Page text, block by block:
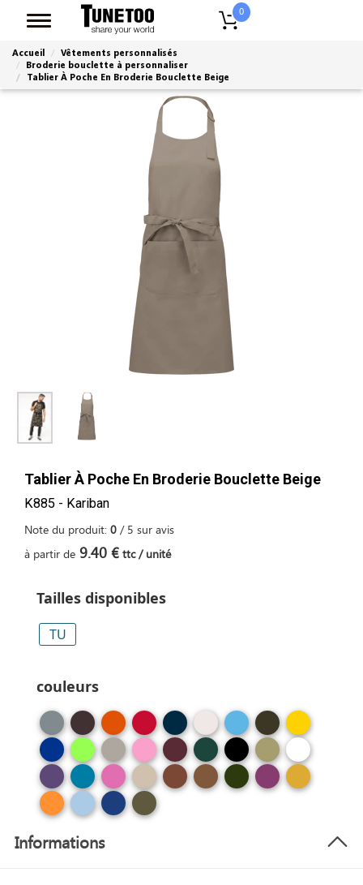
0
Accueil
Vêtements personnalisés
Broderie bouclette à personnaliser
Tablier À Poche En Broderie Bouclette Beige
Tablier À Poche En Broderie Bouclette Beige
K885 - Kariban
Note du produit: 0 / 5 sur avis
à partir de 9.40 € ttc / unité
Tailles disponibles
TU
couleurs
Informations